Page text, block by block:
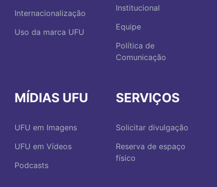
Internacionalização
Uso da marca UFU
Institucional
Equipe
Política de
Comunicação
MÍDIAS UFU
UFU em Imagens
UFU em Vídeos
Podcasts
SERVIÇOS
Solicitar divulgação
Reserva de espaço
físico